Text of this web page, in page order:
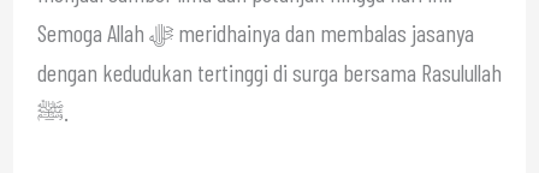
Semoga Allah ﷻ meridhainya dan membalas jasanya
dengan kedudukan tertinggi di surga bersama Rasulullah
ﷺ.